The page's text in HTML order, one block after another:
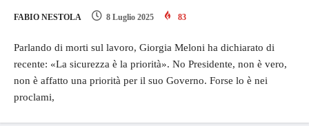
FABIO NESTOLA 8 Luglio 2025 83
Parlando di morti sul lavoro, Giorgia Meloni ha dichiarato di
recente: «La sicurezza è la priorità». No Presidente, non è vero,
non è affatto una priorità per il suo Governo. Forse lo è nei
proclami,